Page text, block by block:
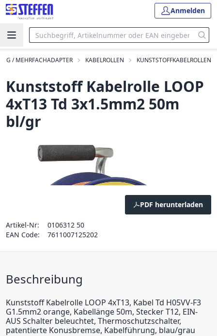
Anmelden
/ MEHRFACHADAPTER KABELROLLEN KUNSTSTOFFKABELROLLEN
Kunststoff Kabelrolle LOOP
4xT13 Td 3x1.5mm2 50m
bl/gr
PDF herunterladen
Artikel-Nr:
0106312 50
EAN Code:
7611007125202
Beschreibung
Kunststoff Kabelrolle LOOP 4xT13, Kabel Td H05VV-F3
G1.5mm2 orange, Kabellänge 50m, Stecker T12, EIN-
AUS Schalter beleuchtet, Thermoschutzschalter,
patentierte Konusbremse, Kabelführung, blau/grau